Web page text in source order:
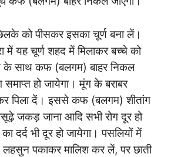
को पीसकर इसका चूर्ण बना लें।
में यह चूर्ण शहद में मिलाकर बच्चे को
के साथ कफ (बलगम) बाहर निकल
समाप्त हो जायेगा। मूंग के बराबर
पिला दें। इससे कफ (बलगम) शीतांग
जकड़ जाना आदि सभी रोग दूर हो
दर्द भी दूर हो जायेगा। पसलियों में
पकाकर मालिश कर लें, पर छाती